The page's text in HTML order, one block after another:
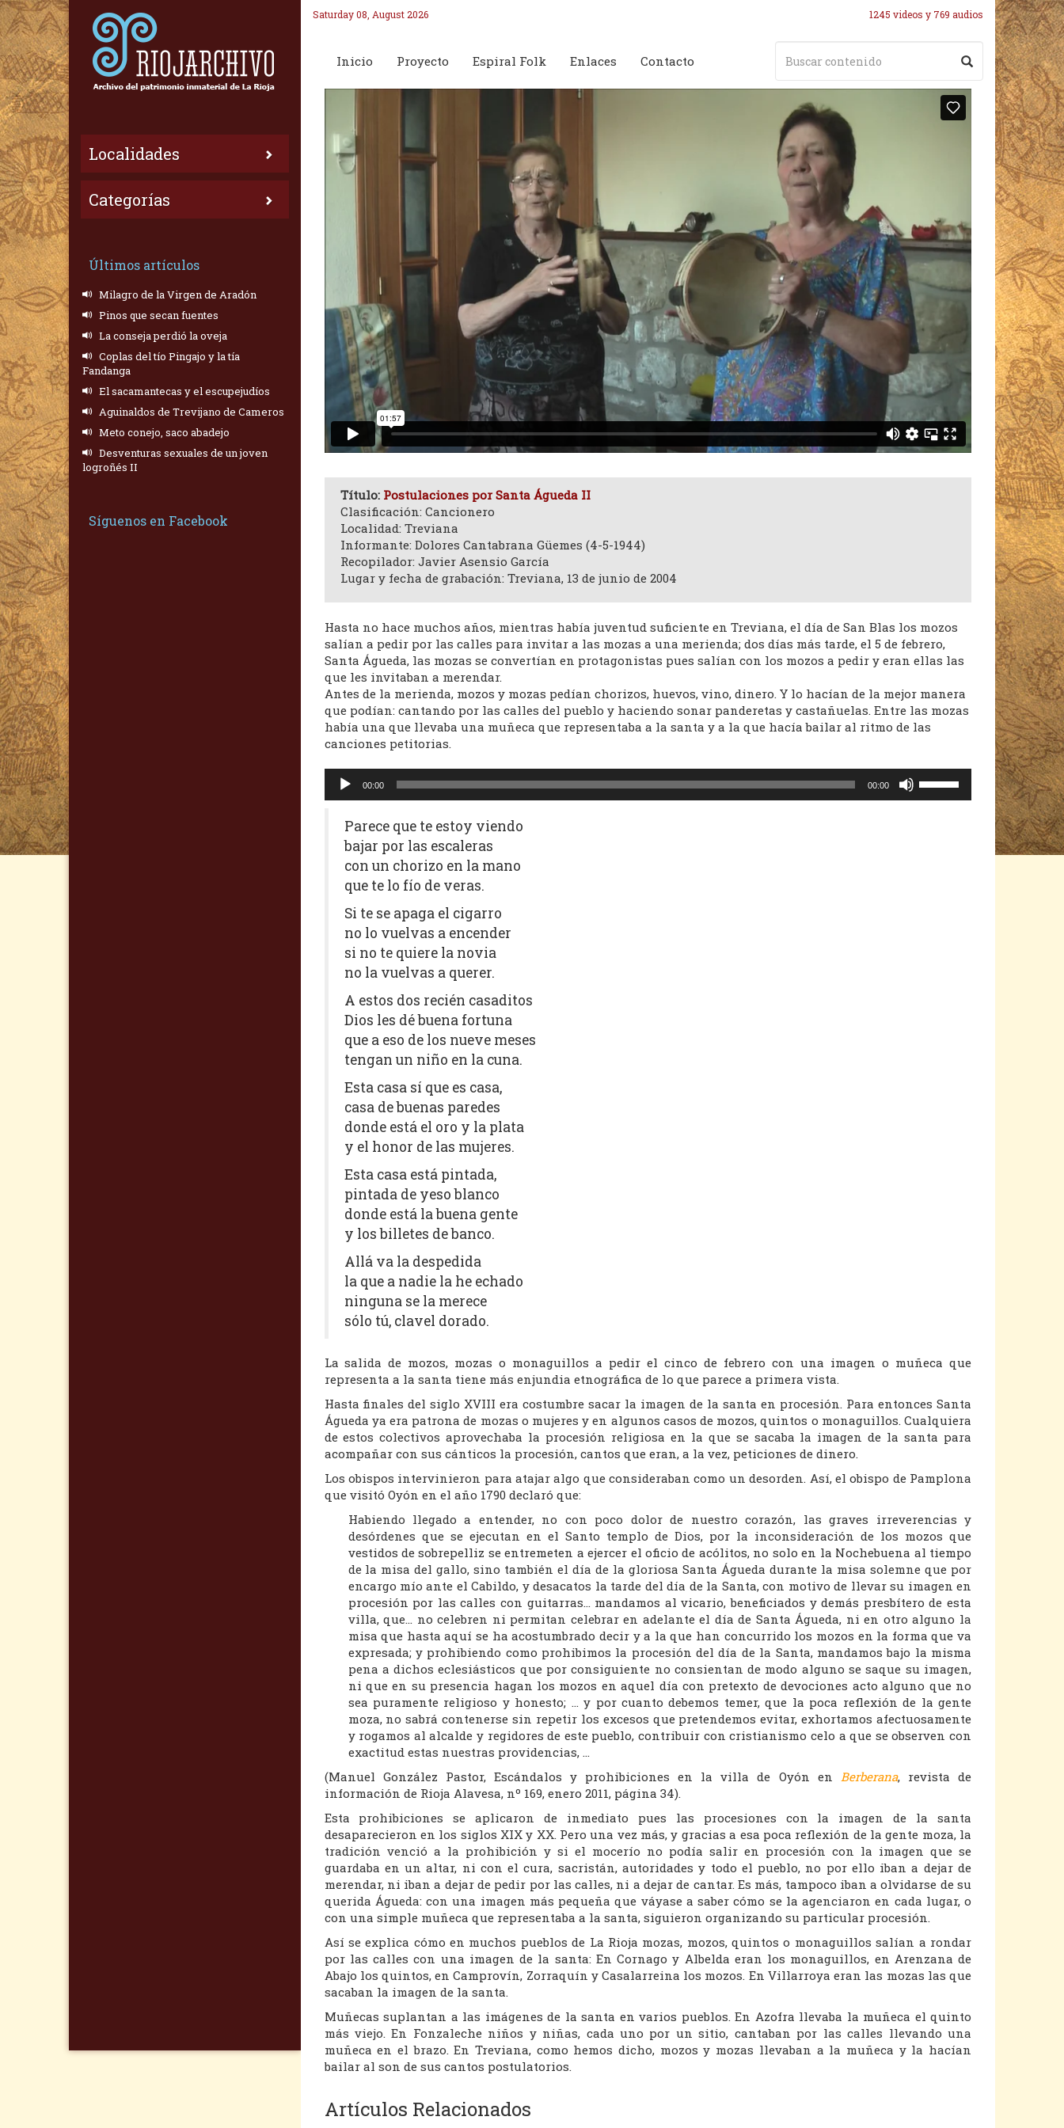
Localidades
Categorías
Últimos artículos
Milagro de la Virgen de Aradón
Pinos que secan fuentes
La conseja perdió la oveja
Coplas del tío Pingajo y la tía
Fandanga
El sacamantecas y el escupejudíos
Aguinaldos de Trevijano de Cameros
Meto conejo, saco abadejo
Desventuras sexuales de un joven
logroñés II
Síguenos en Facebook
Saturday 08, August 2026 1245 videos y 769 audios
Inicio Proyecto Espiral Folk Enlaces Contacto
Título: Postulaciones por Santa Águeda II
Clasificación: Cancionero
Localidad: Treviana
Informante: Dolores Cantabrana Güemes (4-5-1944)
Recopilador: Javier Asensio García
Lugar y fecha de grabación: Treviana, 13 de junio de 2004
Hasta no hace muchos años, mientras había juventud suficiente en Treviana, el día de San Blas los mozos
salían a pedir por las calles para invitar a las mozas a una merienda; dos días más tarde, el 5 de febrero,
Santa Águeda, las mozas se convertían en protagonistas pues salían con los mozos a pedir y eran ellas las
que les invitaban a merendar.
Antes de la merienda, mozos y mozas pedían chorizos, huevos, vino, dinero. Y lo hacían de la mejor manera
que podían: cantando por las calles del pueblo y haciendo sonar panderetas y castañuelas. Entre las mozas
había una que llevaba una muñeca que representaba a la santa y a la que hacía bailar al ritmo de las
canciones petitorias.
Reproductor
00:00 00:00
Parece que te estoy viendo
bajar por las escaleras
con un chorizo en la mano
que te lo fío de veras.
Si te se apaga el cigarro
no lo vuelvas a encender
si no te quiere la novia
no la vuelvas a querer.
A estos dos recién casaditos
Dios les dé buena fortuna
que a eso de los nueve meses
tengan un niño en la cuna.
Esta casa sí que es casa,
casa de buenas paredes
donde está el oro y la plata
y el honor de las mujeres.
Esta casa está pintada,
pintada de yeso blanco
donde está la buena gente
y los billetes de banco.
Allá va la despedida
la que a nadie la he echado
ninguna se la merece
sólo tú, clavel dorado.
La salida de mozos, mozas o monaguillos a pedir el cinco de febrero con una imagen o muñeca que
representa a la santa tiene más enjundia etnográfica de lo que parece a primera vista.
Hasta finales del siglo XVIII era costumbre sacar la imagen de la santa en procesión. Para entonces Santa
Águeda ya era patrona de mozas o mujeres y en algunos casos de mozos, quintos o monaguillos. Cualquiera
de estos colectivos aprovechaba la procesión religiosa en la que se sacaba la imagen de la santa para
acompañar con sus cánticos la procesión, cantos que eran, a la vez, peticiones de dinero.
Los obispos intervinieron para atajar algo que consideraban como un desorden. Así, el obispo de Pamplona
que visitó Oyón en el año 1790 declaró que:
Habiendo llegado a entender, no con poco dolor de nuestro corazón, las graves irreverencias y
desórdenes que se ejecutan en el Santo templo de Dios, por la inconsideración de los mozos que
vestidos de sobrepelliz se entremeten a ejercer el oficio de acólitos, no solo en la Nochebuena al tiempo
de la misa del gallo, sino también el día de la gloriosa Santa Águeda durante la misa solemne que por
encargo mío ante el Cabildo, y desacatos la tarde del día de la Santa, con motivo de llevar su imagen en
procesión por las calles con guitarras… mandamos al vicario, beneficiados y demás presbítero de esta
villa, que… no celebren ni permitan celebrar en adelante el día de Santa Águeda, ni en otro alguno la
misa que hasta aquí se ha acostumbrado decir y a la que han concurrido los mozos en la forma que va
expresada; y prohibiendo como prohibimos la procesión del día de la Santa, mandamos bajo la misma
pena a dichos eclesiásticos que por consiguiente no consientan de modo alguno se saque su imagen,
ni que en su presencia hagan los mozos en aquel día con pretexto de devociones acto alguno que no
sea puramente religioso y honesto; … y por cuanto debemos temer, que la poca reflexión de la gente
moza, no sabrá contenerse sin repetir los excesos que pretendemos evitar, exhortamos afectuosamente
y rogamos al alcalde y regidores de este pueblo, contribuir con cristianismo celo a que se observen con
exactitud estas nuestras providencias, …
(Manuel González Pastor, Escándalos y prohibiciones en la villa de Oyón en
Berberana, revista de
información de Rioja Alavesa, nº 169, enero 2011, página 34).
Esta prohibiciones se aplicaron de inmediato pues las procesiones con la imagen de la santa
desaparecieron en los siglos XIX y XX. Pero una vez más, y gracias a esa poca reflexión de la gente moza, la
tradición venció a la prohibición y si el mocerío no podía salir en procesión con la imagen que se
guardaba en un altar, ni con el cura, sacristán, autoridades y todo el pueblo, no por ello iban a dejar de
merendar, ni iban a dejar de pedir por las calles, ni a dejar de cantar. Es más, tampoco iban a olvidarse de su
querida Águeda: con una imagen más pequeña que váyase a saber cómo se la agenciaron en cada lugar, o
con una simple muñeca que representaba a la santa, siguieron organizando su particular procesión.
Así se explica cómo en muchos pueblos de La Rioja mozas, mozos, quintos o monaguillos salían a rondar
por las calles con una imagen de la santa: En Cornago y Albelda eran los monaguillos, en Arenzana de
Abajo los quintos, en Camprovín, Zorraquín y Casalarreina los mozos. En Villarroya eran las mozas las que
sacaban la imagen de la santa.
Muñecas suplantan a las imágenes de la santa en varios pueblos. En Azofra llevaba la muñeca el quinto
más viejo. En Fonzaleche niños y niñas, cada uno por un sitio, cantaban por las calles llevando una
muñeca en el brazo. En Treviana, como hemos dicho, mozos y mozas llevaban a la muñeca y la hacían
bailar al son de sus cantos postulatorios.
Artículos Relacionados